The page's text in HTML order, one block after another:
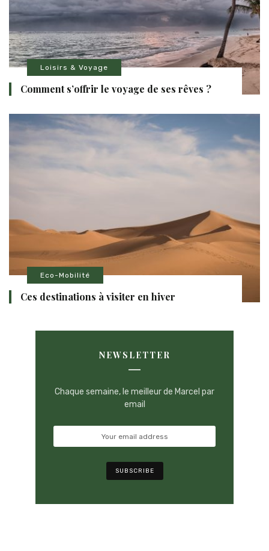
Loisirs & Voyage
Comment s’offrir le voyage de ses rêves ?
Eco-Mobilité
Ces destinations à visiter en hiver
NEWSLETTER
Chaque semaine, le meilleur de Marcel par
email